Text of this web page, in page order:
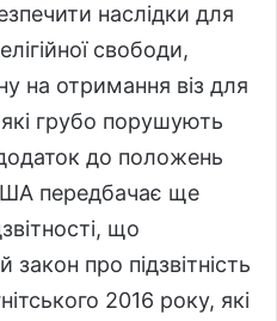
наслідки для
свободи,
на отримання віз для
грубо порушують
до положень
передбачає ще
що
про підзвітність
2016 року, які